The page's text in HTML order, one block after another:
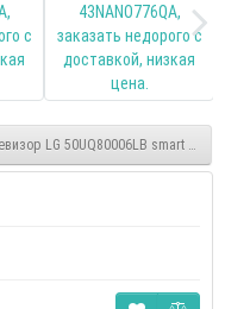
LG 50UQ80006LB smart UHD